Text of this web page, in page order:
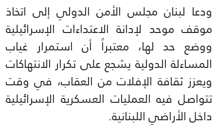
ودعا لبنان مجلس الأمن الدولي إلى اتخاذ
موقف موحد لإدانة الاعتداءات الإسرائيلية
ووضع حد لها، معتبراً أن استمرار غياب
المساءلة الدولية يشجع على تكرار الانتهاكات
ويعزز ثقافة الإفلات من العقاب، في وقت
تتواصل فيه العمليات العسكرية الإسرائيلية
داخل الأراضي اللبنانية.